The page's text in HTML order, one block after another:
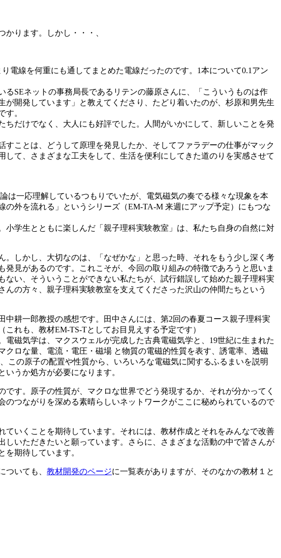
ります。しかし・・・、
電線を何重にも通してまとめた電線だったのです。1本について0.1アン
SEネットの事務局長であるリテンの藤原さんに、「こういうものは作
開発しています」と教えてくださり、たどり着いたのが、杉原和男先生
す。
だけでなく、大人にも好評でした。人間がいかにして、新しいことを発
ことは、どうして原理を発見したか、そしてファラデーの仕事がマック
て、さまざまな工夫をして、生活を便利にしてきた道のりを実感させて
は一応理解しているつもりでいたが、電気磁気の奏でる様々な現象を本
外を流れる」というシリーズ（EM-TA-M 来週にアップ予定）にもつな
学生とともに楽しんだ「親子理科実験教室」は、私たち自身の自然に対
。しかし、大切なのは、「なぜかな」と思った時、それをもう少し深く考
見があるのです。これこそが、今回の取り組みの特徴であろうと思いま
い、そういうことができない私たちが、試行錯誤して始めた親子理科実
の方々、親子理科実験教室を支えてくださった沢山の仲間たちという
耕一郎教授の感想です。田中さんには、第2回の春夏コース親子理科実
れも、教材EM-TS-Tとしてお目見えする予定です）
磁気学は、マクスウェルが完成した古典電磁気学と、19世紀に生まれた
ロな量、電流・電圧・磁場 と物質の電磁的性質を表す、誘電率、透磁
の原子の配置や性質から、いろいろな電磁気に関するふるまいを説明
うか処方が必要になります。
す。原子の性質が、マクロな世界でどう発現するか、それが分かってく
つながりを深める素晴らしいネットワークがここに秘められているので
いくことを期待しています。それには、教材作成とそれをみんなで改善
いただきたいと願っています。さらに、さまざまな活動の中で皆さんが
期待しています。
ついても、 教材開発のページに一覧表がありますが、そのなかの教材１と